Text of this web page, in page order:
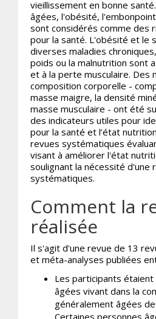
vieillissement en bonne
âgées, l'obésité,
sont considérés comme des
pour la santé. L'obésité et le
diverses maladies
poids ou la malnutrition sont
et à la perte musculaire. Des
composition corporelle -
masse maigre, la densité
masse musculaire - ont été
des indicateurs utiles pour
pour la santé et l’état
revues systématiques
visant à améliorer l'état
soulignant la nécessité d'une
systématiques.
Comment la
réalisée
Il s'agit d'une revue de 13
et méta-analyses publiées
Les participants
âgées vivant dans la
généralement âgées